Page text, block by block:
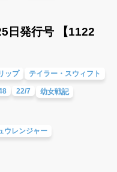
日発行号 【1122
ップ テイラー・スウィフト
22/7 幼女戦記
ウレンジャー